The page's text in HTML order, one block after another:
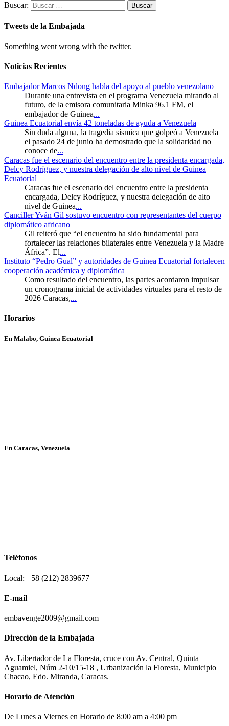
Buscar:
Tweets de la Embajada
Something went wrong with the twitter.
Noticias Recientes
Embajador Marcos Ndong habla del apoyo al pueblo venezolano
Durante una entrevista en el programa Venezuela mirando al
futuro, de la emisora comunitaria Minka 96.1 FM, el
embajador de Guinea...
Guinea Ecuatorial envía 42 toneladas de ayuda a Venezuela
Sin duda alguna, la tragedia sísmica que golpeó a Venezuela
el pasado 24 de junio ha demostrado que la solidaridad no
conoce de...
Caracas fue el escenario del encuentro entre la presidenta encargada,
Delcy Rodríguez, y nuestra delegación de alto nivel de Guinea
Ecuatorial
Caracas fue el escenario del encuentro entre la presidenta
encargada, Delcy Rodríguez, y nuestra delegación de alto
nivel de Guinea...
Canciller Yván Gil sostuvo encuentro con representantes del cuerpo
diplomático africano
Gil reiteró que “el encuentro ha sido fundamental para
fortalecer las relaciones bilaterales entre Venezuela y la Madre
África”. El...
Instituto “Pedro Gual” y autoridades de Guinea Ecuatorial fortalecen
cooperación académica y diplomática
Como resultado del encuentro, las partes acordaron impulsar
un cronograma inicial de actividades virtuales para el resto de
2026 Caracas,...
Horarios
En Malabo, Guinea Ecuatorial
En Caracas, Venezuela
Teléfonos
Local: +58 (212) 2839677
E-mail
embavenge2009@gmail.com
Dirección de la Embajada
Av. Libertador de La Floresta, cruce con Av. Central, Quinta
Aguamiel, Núm 2-10/15-18 , Urbanización la Floresta, Municipio
Chacao, Edo. Miranda, Caracas.
Horario de Atención
De Lunes a Viernes en Horario de 8:00 am a 4:00 pm